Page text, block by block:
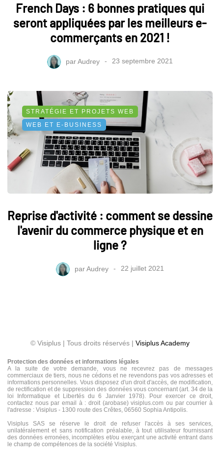
French Days : 6 bonnes pratiques qui
seront appliquées par les meilleurs e-
commerçants en 2021 !
parAudrey 23 septembre 2021
STRATÉGIE ET PROJETS WEB
WEB ET E-BUSINESS
Reprise d'activité : comment se dessine
l'avenir du commerce physique et en
ligne ?
parAudrey 22 juillet 2021
© Visiplus | Tous droits réservés | Visiplus Academy
Protection des données et informations légales
A la suite de votre demande, vous ne recevrez pas de messages
commerciaux de tiers, nous ne cédons et ne revendons pas vos adresses et
informations personnelles. Vous disposez d'un droit d'accès, de modification,
de rectification et de suppression des données vous concernant (art. 34 de la
loi Informatique et Libertés du 6 Janvier 1978). Pour exercer ce droit,
contactez nous par email à : droit (arobase) visiplus.com ou par courrier à
l'adresse : Visiplus - 1300 route des Crêtes, 06560 Sophia Antipolis.
Visiplus SAS se réserve le droit de refuser l'accès à ses services,
unilatéralement et sans notification préalable, à tout utilisateur fournissant
des données erronées, incomplètes et/ou exerçant une activité entrant dans
le champ de compétences de la société Visiplus.